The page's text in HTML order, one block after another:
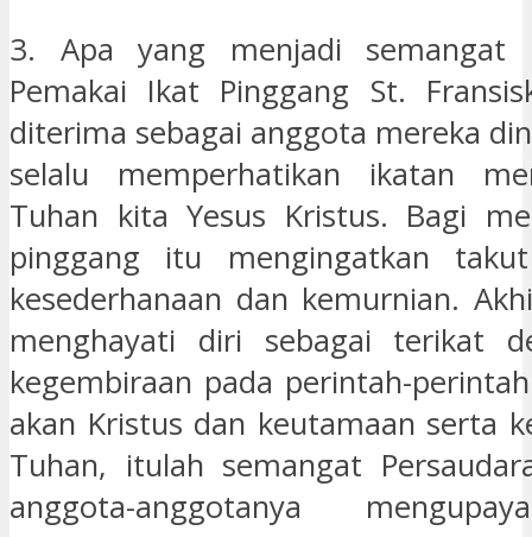
3. Apa yang menjadi semangat
Pemakai Ikat Pinggang St.
diterima sebagai anggota mereka
selalu memperhatikan ikatan
Tuhan kita Yesus Kristus. Bagi
pinggang itu mengingatkan
kesederhanaan dan kemurnian.
menghayati diri sebagai terikat
kegembiraan pada perintah-
akan Kristus dan keutamaan serta
Tuhan, itulah semangat
anggota-anggotanya